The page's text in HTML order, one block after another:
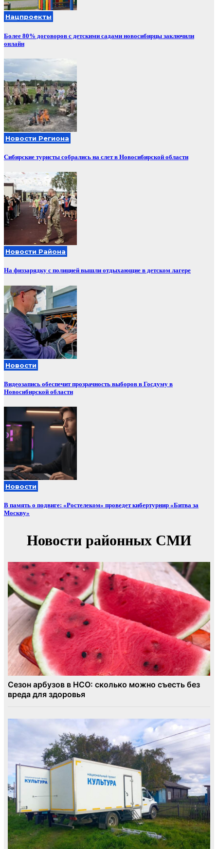
Нацпроекты
Более 80% договоров с детскими садами новосибирцы заключили
онлайн
Новости Региона
Сибирские туристы собрались на слет в Новосибирской области
Новости Района
На физзарядку с полицией вышли отдыхающие в детском лагере
Новости
Видеозапись обеспечит прозрачность выборов в Госдуму в
Новосибирской области
Новости
В память о подвиге: «Ростелеком» проведет кибертурнир «Битва за
Москву»